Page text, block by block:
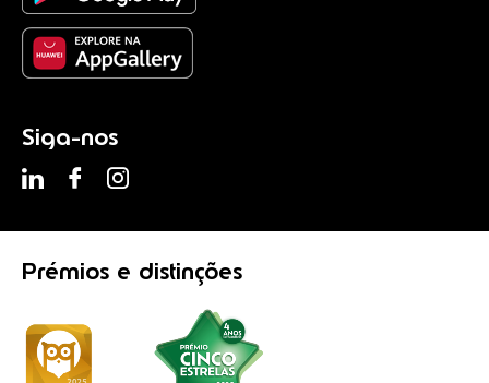
Siga-nos
Prémios e distinções